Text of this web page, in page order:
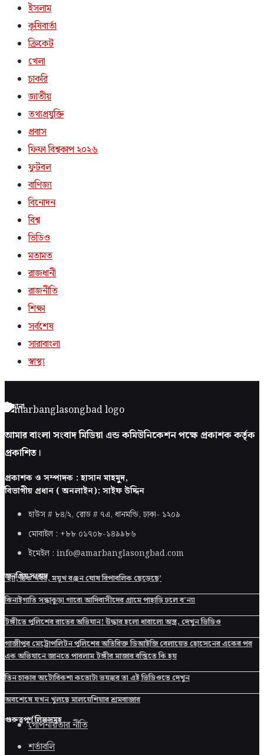
ইসলাম
কৃষিবার্তা
ক্রিকেট
খেলা
চাকরি
জাতীয়
তথ্যপ্রযুক্তি
প্রবাস
ফিফা বিশ্বকাপ ২০২৬
ফুটবল
বাণিজ্য
বিনোদন
বিশ্ব
ভিডিও
মতামত
রাজধানী
রাজনীতি
শিক্ষা
সর্বশেষ
সারাবাংলা
স্বাস্থ্য
ঠিকানা
আমার বাংলা সংবাদ মিডিয়া এন্ড কমিউনিকেশন পক্ষে প্রকাশক কর্তৃক
প্রকাশিত।
প্রকাশক ও সম্পাদক : হাসান মাহমুদ,
বিভাগীয় প্রধান ( অনলাইন): সাইফ উদ্দিন
হাউস # ৮৪/২, রোড # ৭এ, ধানমন্ডি, ঢাকা- ১২০৯
মোবাইল : +৮৮ ০১৭০৮-১৪৯৯৮৬
ইমেইল : info@amarbanglasongbad.com
জনপ্রিয় সংবাদ
‘হ্যাঁ, ঠিক খবর, ময়ূখ রঞ্জন ঘোষ রিপাবলিক ছেড়েছে’
ঝিনাইগাতি সন্ধাকুড়া গারো আদিবাসীদের গ্রামে পাহাড়ি ঢলে ব’ন্যা
টঙ্গীতে পুলিশের রাতের অভিযান! উদ্ধার হলো ধারালো অস্ত্র, দেখুন ভিডিও
গাজীপুর মেট্রোপলিটন পুলিশের অতিরিক্ত ডিআইজি বেলায়েত হোসেনের একের পর
এক অভিযানে জানতে পারলাম টঙ্গীর মাজার বস্তিতে কি হয়
তিন চাকার অটোরিকশা কতোটা ভয়ঙ্কর তা এই ভিডিওতে দেখুন
অবশেষে যখন খুলছে মালয়েশিয়ার শ্রমবাজার
গুরুত্বপূর্ণ লিঙ্কসমূহ
গোপনীয়তার নীতি
শর্তাবলি